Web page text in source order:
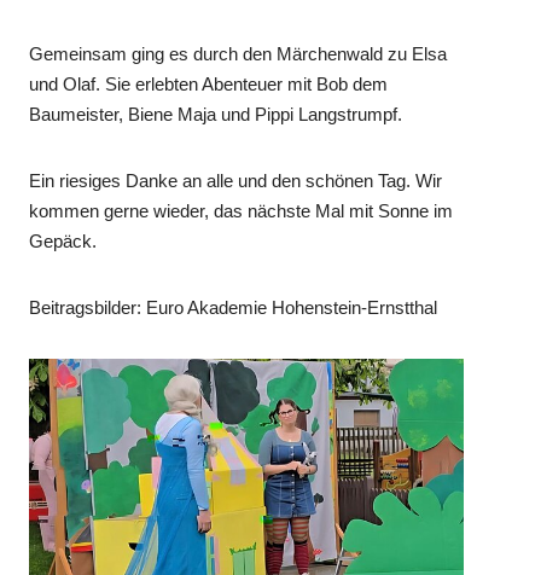
Gemeinsam ging es durch den Märchenwald zu Elsa
und Olaf. Sie erlebten Abenteuer mit Bob dem
Baumeister, Biene Maja und Pippi Langstrumpf.
Ein riesiges Danke an alle und den schönen Tag. Wir
kommen gerne wieder, das nächste Mal mit Sonne im
Gepäck.
Beitragsbilder: Euro Akademie Hohenstein-Ernstthal